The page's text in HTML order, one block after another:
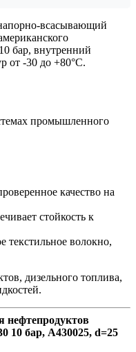
всасывающий
бар, внутренний
от -30 до +80°C.
промышленного
качество на
стойкость к
волокно,
дизельного топлива,
нефтепродуктов
10 бар, A430025, d=25